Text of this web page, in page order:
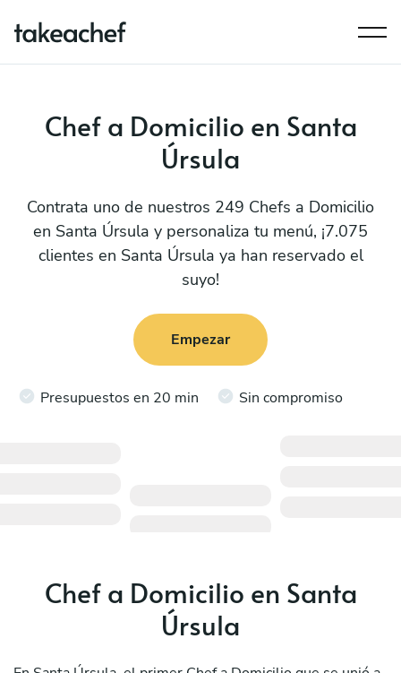
Chef a Domicilio en Santa
Úrsula
Contrata uno de nuestros 249 Chefs a Domicilio
en Santa Úrsula y personaliza tu menú, ¡7.075
clientes en Santa Úrsula ya han reservado el
suyo!
Empezar
Presupuestos en 20 min Sin compromiso
Chef a Domicilio en Santa
Úrsula